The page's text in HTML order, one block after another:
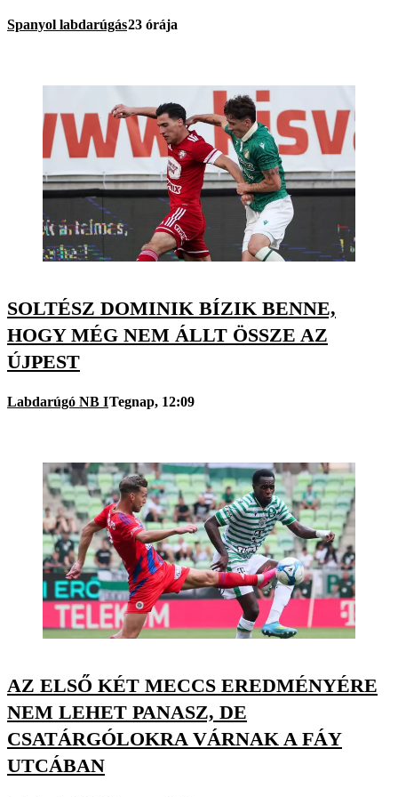
Spanyol labdarúgás23 órája
SOLTÉSZ DOMINIK BÍZIK BENNE,
HOGY MÉG NEM ÁLLT ÖSSZE AZ
ÚJPEST
Labdarúgó NB ITegnap, 12:09
AZ ELSŐ KÉT MECCS EREDMÉNYÉRE
NEM LEHET PANASZ, DE
CSATÁRGÓLOKRA VÁRNAK A FÁY
UTCÁBAN